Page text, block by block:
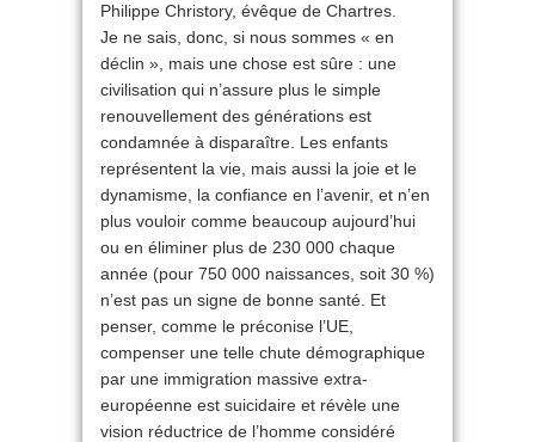
Philippe Christory, évêque de Chartres.
Je ne sais, donc, si nous sommes « en
déclin », mais une chose est sûre : une
civilisation qui n’assure plus le simple
renouvellement des générations est
condamnée à disparaître. Les enfants
représentent la vie, mais aussi la joie et le
dynamisme, la confiance en l’avenir, et n’en
plus vouloir comme beaucoup aujourd’hui
ou en éliminer plus de 230 000 chaque
année (pour 750 000 naissances, soit 30 %)
n’est pas un signe de bonne santé. Et
penser, comme le préconise l’UE,
compenser une telle chute démographique
par une immigration massive extra-
européenne est suicidaire et révèle une
vision réductrice de l’homme considéré